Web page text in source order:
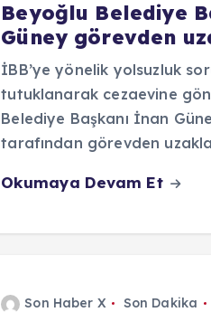
Beyoğlu Belediye
Güney görevden
İBB’ye yönelik yolsuzluk
tutuklanarak cezaevine
Belediye Başkanı İnan
tarafından görevden
Okumaya Devam Et
Son Haber X Son Dakika